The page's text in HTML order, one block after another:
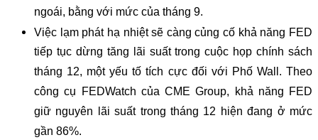
ngoái, bằng với mức của tháng 9.
Việc lạm phát hạ nhiệt sẽ càng củng cố khả năng FED
tiếp tục dừng tăng lãi suất trong cuộc họp chính sách
tháng 12, một yếu tố tích cực đối với Phố Wall. Theo
công cụ FEDWatch của CME Group, khả năng FED
giữ nguyên lãi suất trong tháng 12 hiện đang ở mức
gần 86%.